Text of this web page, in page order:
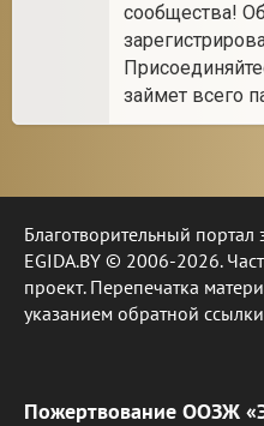
сообщества!
займет всего
Благотворительный
EGIDA.BY © 2006-2026.
проект. Перепечатка
указанием обратной
Пожертвование ООЗЖ